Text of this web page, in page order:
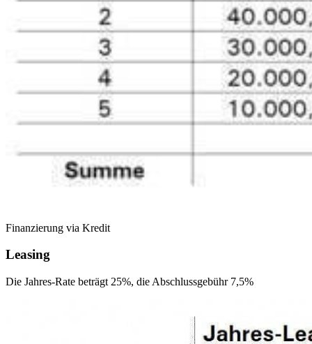
Finanzierung via Kredit
Leasing
Die Jahres-Rate beträgt 25%, die Abschlussgebühr 7,5%